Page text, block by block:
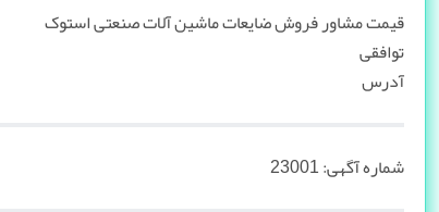
قیمت مشاور فروش ضایعات ماشین آلات صنعتی استوک
توافقی
آدرس
شماره آگهی:23001